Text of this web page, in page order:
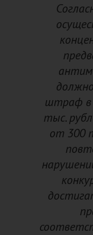
штраф в
тыс.
от 300